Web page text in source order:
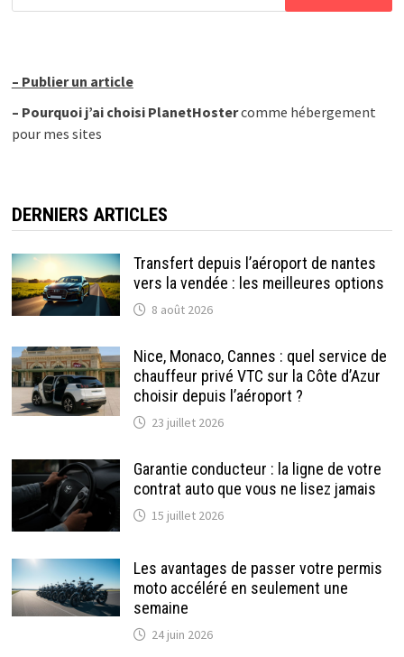
– Publier un article
– Pourquoi j’ai choisi PlanetHostercomme hébergement
pour mes sites
DERNIERS ARTICLES
Transfert depuis l’aéroport de nantes
vers la vendée : les meilleures options
8 août 2026
Nice, Monaco, Cannes : quel service de
chauffeur privé VTC sur la Côte d’Azur
choisir depuis l’aéroport ?
23 juillet 2026
Garantie conducteur : la ligne de votre
contrat auto que vous ne lisez jamais
15 juillet 2026
Les avantages de passer votre permis
moto accéléré en seulement une
semaine
24 juin 2026